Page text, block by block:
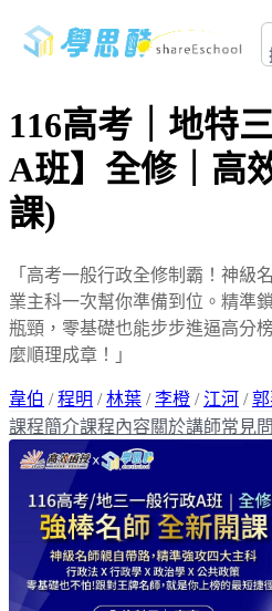
116高考｜地特
A班】全修｜高
課)
「高考一般行政全修制霸！神級
業主科一次幫你準備到位。精準
瓶頸，零基礎也能步步進逼高分
麼順理成章！」
韋伯 /程明 /林葉 /李橙 / 江河 /
課程簡介課程內容關於講師常見